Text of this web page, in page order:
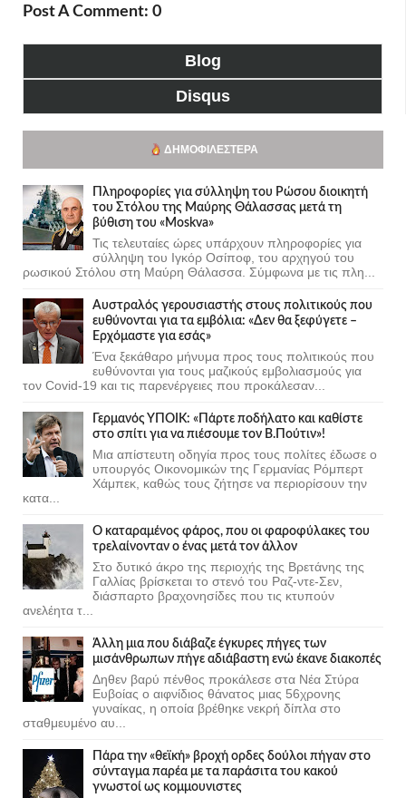
Post A Comment: 0
Blog
Disqus
ΔΗΜΟΦΙΛΈΣΤΕΡΑ
Πληροφορίες για σύλληψη του Ρώσου διοικητή
του Στόλου της Mαύρης Θάλασσας μετά τη
βύθιση του «Moskva»
Τις τελευταίες ώρες υπάρχουν πληροφορίες για
σύλληψη του Ιγκόρ Οσίποφ, του αρχηγού του
ρωσικού Στόλου στη Μαύρη Θάλασσα. Σύμφωνα με τις πλη...
Αυστραλός γερουσιαστής στους πολιτικούς που
ευθύνονται για τα εμβόλια: «Δεν θα ξεφύγετε –
Ερχόμαστε για εσάς»
Ένα ξεκάθαρο μήνυμα προς τους πολιτικούς που
ευθύνονται για τους μαζικούς εμβολιασμούς για
τον Covid-19 και τις παρενέργειες που προκάλεσαν...
Γερμανός ΥΠΟΙΚ: «Πάρτε ποδήλατο και καθίστε
στο σπίτι για να πιέσουμε τον Β.Πούτιν»!
Μια απίστευτη οδηγία προς τους πολίτες έδωσε ο
υπουργός Οικονομικών της Γερμανίας Ρόμπερτ
Χάμπεκ, καθώς τους ζήτησε να περιορίσουν την
κατα...
Ο καταραμένος φάρος, που οι φαροφύλακες του
τρελαίνονταν ο ένας μετά τον άλλον
Στο δυτικό άκρο της περιοχής της Βρετάνης της
Γαλλίας βρίσκεται το στενό του Ραζ-ντε-Σεν,
διάσπαρτο βραχονησίδες που τις κτυπούν
ανελέητα τ...
Άλλη μια που διάβαζε έγκυρες πήγες των
μισάνθρωπων πήγε αδιάβαστη ενώ έκανε διακοπές
Δηθεν βαρύ πένθος προκάλεσε στα Νέα Στύρα
Ευβοίας ο αιφνίδιος θάνατος μιας 56χρονης
γυναίκας, η οποία βρέθηκε νεκρή δίπλα στο
σταθμευμένο αυ...
Πάρα την «θεϊκή» βροχή ορδες δούλοι πήγαν στο
σύνταγμα παρέα με τα παράσιτα του κακού
γνωστοί ως κομμουνιστες